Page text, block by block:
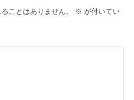
ことはありません。 ※ が付いてい